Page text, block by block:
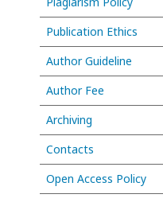
Publication Ethics
Author Guideline
Author Fee
Archiving
Contacts
Open Access Policy